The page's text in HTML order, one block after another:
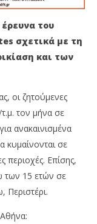
του
σχετικά με τη
και των
οι ζητούμενες
τον μήνα σε
ανακαινισμένα
κυμαίνονται σε
περιοχές. Επίσης,
των 15 ετών σε
Περιστέρι.